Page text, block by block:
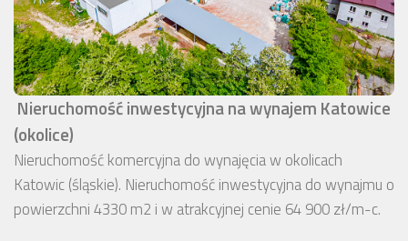
Nieruchomość inwestycyjna na wynajem Katowice
(okolice)
Nieruchomość komercyjna do wynajęcia w okolicach
Katowic (śląskie). Nieruchomość inwestycyjna do wynajmu o
powierzchni 4330 m2 i w atrakcyjnej cenie 64 900 zł/m-c.